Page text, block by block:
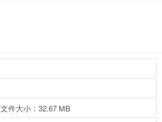
文件大小：32.67 MB